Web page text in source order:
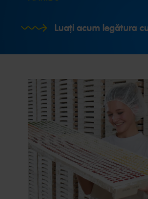
Luați acum legătura